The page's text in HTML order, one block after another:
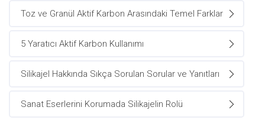
Toz ve Granül Aktif Karbon Arasındaki Temel Farklar
5 Yaratıcı Aktif Karbon Kullanımı
Silikajel Hakkında Sıkça Sorulan Sorular ve Yanıtları
Sanat Eserlerini Korumada Silikajelin Rolü